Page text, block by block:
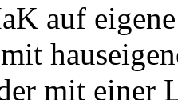
auf
mit einer